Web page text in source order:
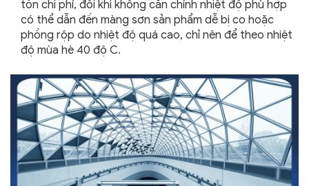
tốn chi phí, đôi khi không căn chỉnh nhiệt độ phù hợp
có thể dẫn đến màng sơn sản phẩm dễ bị co hoặc
phồng rộp do nhiệt độ quá cao, chỉ nên để theo nhiệt
độ mùa hè 40 độ C.